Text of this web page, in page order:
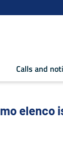
Calls and
elenco